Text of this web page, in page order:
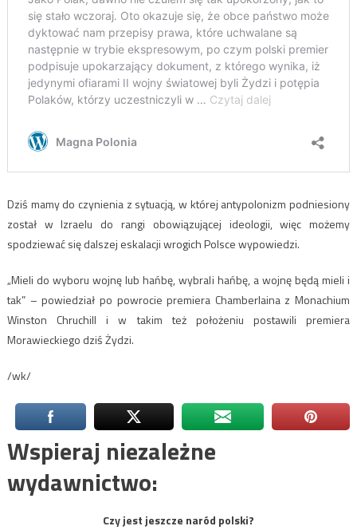
Dziś mamy do czynienia z sytuacją, w której antypolonizm podniesiony
został w Izraelu do rangi obowiązującej ideologii, więc możemy
spodziewać się dalszej eskalacji wrogich Polsce wypowiedzi.
„Mieli do wyboru wojnę lub hańbę, wybrali hańbę, a wojnę będą mieli i
tak” – powiedział po powrocie premiera Chamberlaina z Monachium
Winston Chruchill i w takim też położeniu postawili premiera
Morawieckiego dziś Żydzi.
/wk/
Wspieraj niezależne
wydawnictwo:
Czy jest jeszcze naród polski?